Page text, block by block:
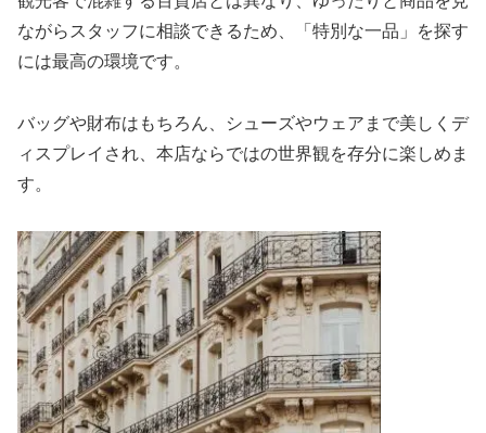
ながらスタッフに相談できるため、「特別な一品」を探す
には最高の環境です。
バッグや財布はもちろん、シューズやウェアまで美しくデ
ィスプレイされ、本店ならではの世界観を存分に楽しめま
す。